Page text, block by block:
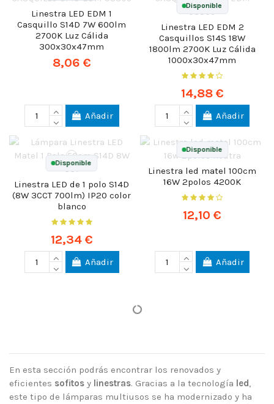
Linestra LED EDM 1
Casquillo S14D 7W 600lm
2700K Luz Cálida
300x30x47mm
8,06 €
Añadir
Disponible
Linestra LED EDM 2
Casquillos S14S 18W
1800lm 2700K Luz Cálida
1000x30x47mm
14,88 €
Añadir
Disponible
Linestra LED de 1 polo S14D
(8W 3CCT 700lm) IP20 color
blanco
12,34 €
Añadir
Disponible
Linestra led matel 100cm
16W 2polos 4200K
12,10 €
Añadir
En esta sección podrás encontrar los renovados y
eficientes sofitos y linestras. Gracias a la tecnología led,
este tipo de lámparas multiusos se ha modernizado y ha